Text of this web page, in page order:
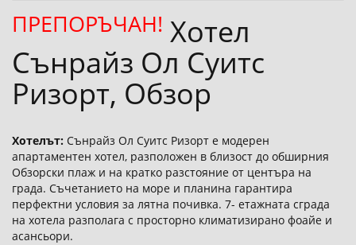
ПРЕПОРЪЧАН! Хотел
Сънрайз Ол Суитс
Ризорт, Обзор
Хотелът: Сънрайз Ол Суитс Ризорт е модерен
апартаментен хотел, разположен в близост до обширния
Обзорски плаж и на кратко разстояние от центъра на
града. Съчетанието на море и планина гарантира
перфектни условия за лятна почивка. 7- етажната сграда
на хотела разполага с просторно климатизирано фоайе и
асансьори.